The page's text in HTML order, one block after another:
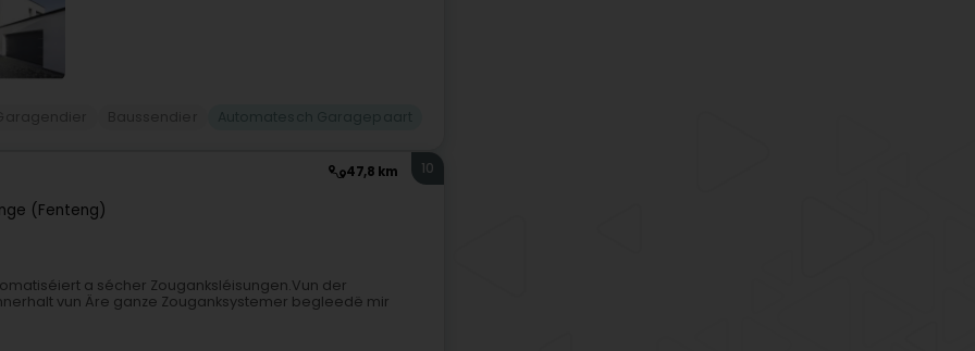
47,8 km
(Fenteng)
10
a sécher Zouganksléisungen.Vun der
vun Äre ganze Zouganksystemer begleedë mir